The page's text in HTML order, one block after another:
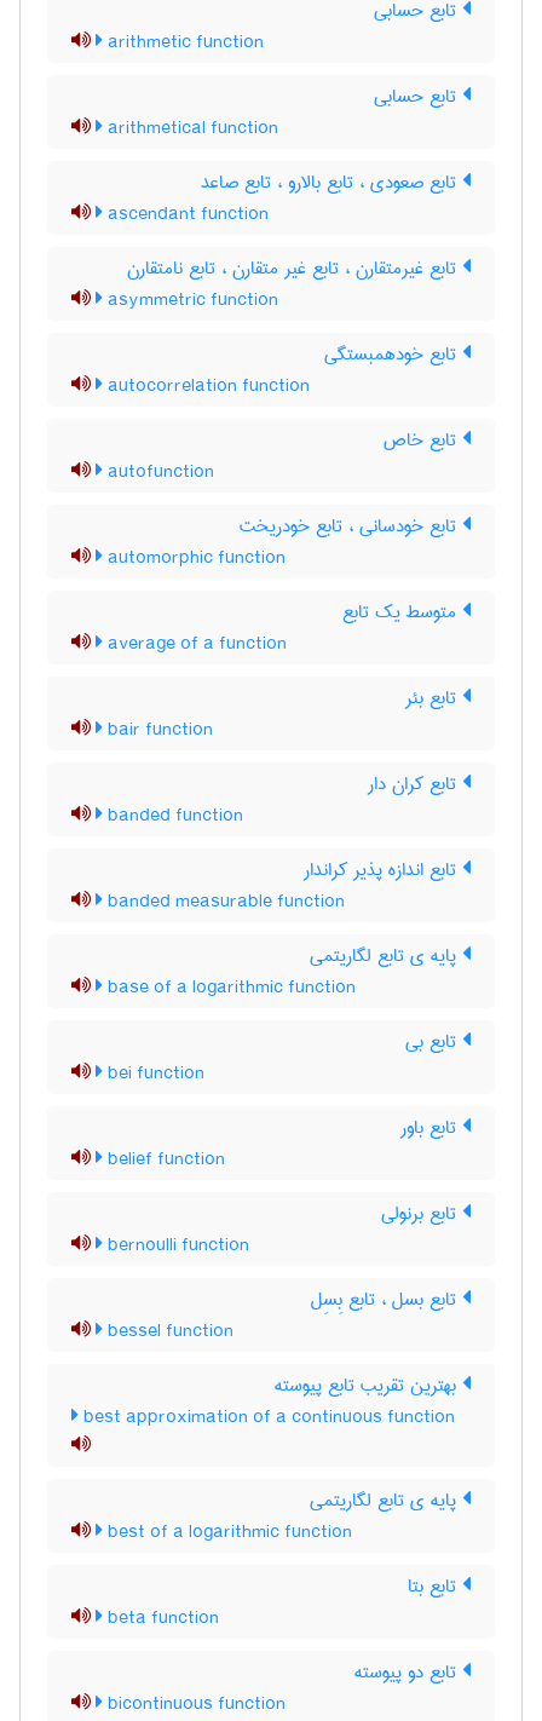
تابع حسابی
arithmetic function
تابع حسابی
arithmetical function
تابع صعودی ، تابع بالارو ، تابع صاعد
ascendant function
تابع غیرمتقارن ، تابع غیر متقارن ، تابع نامتقارن
asymmetric function
تابع خودهمبستگی
autocorrelation function
تابع خاص
autofunction
تابع خودسانی ، تابع خودریخت
automorphic function
متوسط یک تابع
average of a function
تابع بئر
bair function
تابع کران دار
banded function
تابع اندازه پذیر کراندار
banded measurable function
پایه ی تابع لگاریتمی
base of a logarithmic function
تابع بی
bei function
تابع باور
belief function
تابع برنولی
bernoulli function
تابع بسل ، تابع بِسِل
bessel function
بهترین تقریب تابع پیوسته
best approximation of a continuous function
پایه ی تابع لگاریتمی
best of a logarithmic function
تابع بتا
beta function
تابع دو پیوسته
bicontinuous function